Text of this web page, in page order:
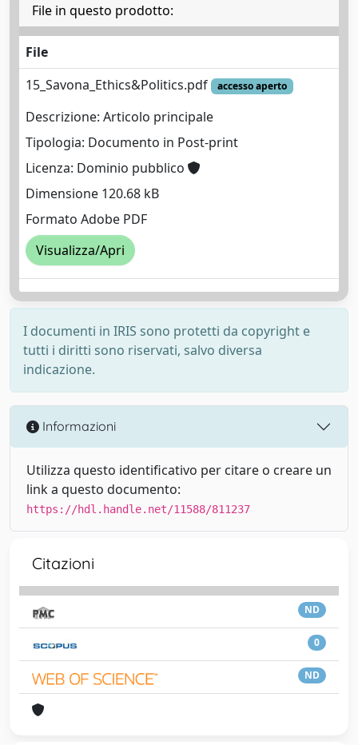
File in questo prodotto:
File
15_Savona_Ethics&Politics.pdf
accesso aperto
Descrizione: Articolo principale
Tipologia: Documento in Post-print
Licenza: Dominio pubblico
Dimensione 120.68 kB
Formato Adobe PDF
Visualizza/Apri
I documenti in IRIS sono protetti da copyright e
tutti i diritti sono riservati, salvo diversa
indicazione.
Informazioni
Utilizza questo identificativo per citare o creare un
link a questo documento:
https://hdl.handle.net/11588/811237
Citazioni
ND
0
ND